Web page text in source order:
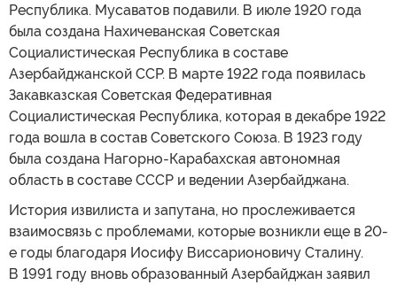
Республика. Мусаватов подавили. В июле 1920 года
была создана Нахичеванская Советская
Социалистическая Республика в составе
Азербайджанской ССР. В марте 1922 года появилась
Закавказская Советская Федеративная
Социалистическая Республика, которая в декабре 1922
года вошла в состав Советского Союза. В 1923 году
была создана Нагорно-Карабахская автономная
область в составе СССР и ведении Азербайджана.
История извилиста и запутана, но прослеживается
взаимосвязь с проблемами, которые возникли еще в 20-
е годы благодаря Иосифу Виссарионовичу Сталину.
В 1991 году вновь образованный Азербайджан заявил